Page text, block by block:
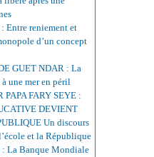
Entre reniement et
d’un concept
GUET NDAR : La
une mer en péril
PAPA FARY SEYE :
DEVIENT
Un discours
et la République
La Banque Mondiale